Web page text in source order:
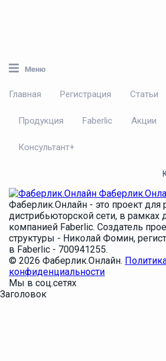
Меню
Главная Регистрация Статьи
Продукция Faberlic Акции
Консультант+
Фаберлик.Онлайн - это проект для
дистрибьюторской сети, в рамках
компанией Faberlic. Создатель
структуры - Николай Фомин,
в Faberlic - 700941255.
© 2026 Фаберлик.Онлайн.
конфиденциальности
Мы в соц.сетях
Заголовок